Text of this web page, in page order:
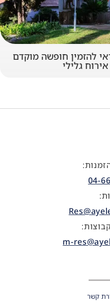
להזמין חופשה מוקדם
גלילי
04-
m-
קשר